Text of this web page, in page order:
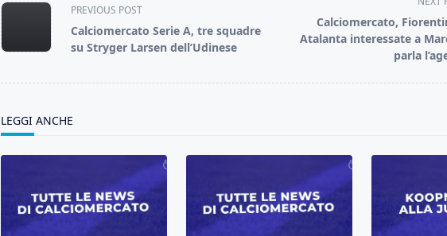
class="nav-
subtitle
screen-
PREVIOUS POST
Calciomercato Serie A, tre squadre
su Stryger Larsen dell’Udinese
Calciomercato,
Atalanta interessate a
parla
LEGGI ANCHE